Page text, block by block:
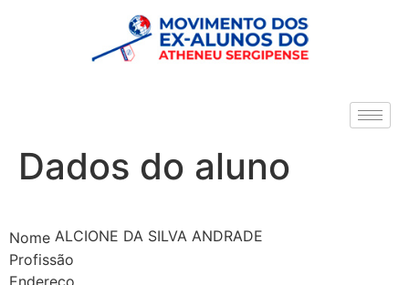
Dados do aluno
Nome ALCIONE DA SILVA ANDRADE
Profissão
Endereço